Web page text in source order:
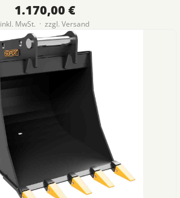
1.170,00 €
inkl. MwSt. · zzgl. Versand